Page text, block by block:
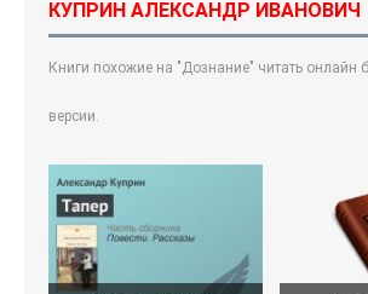
КУПРИН АЛЕКСАНДР ИВАНОВИЧ
Книги похожие на "Дознание" читать онлайн
версии.